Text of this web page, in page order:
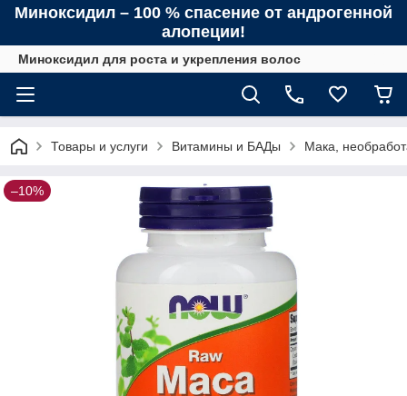
Миноксидил – 100 % спасение от андрогенной
алопеции!
Миноксидил для роста и укрепления волос
Товары и услуги Витамины и БАДы Мака,
–10%